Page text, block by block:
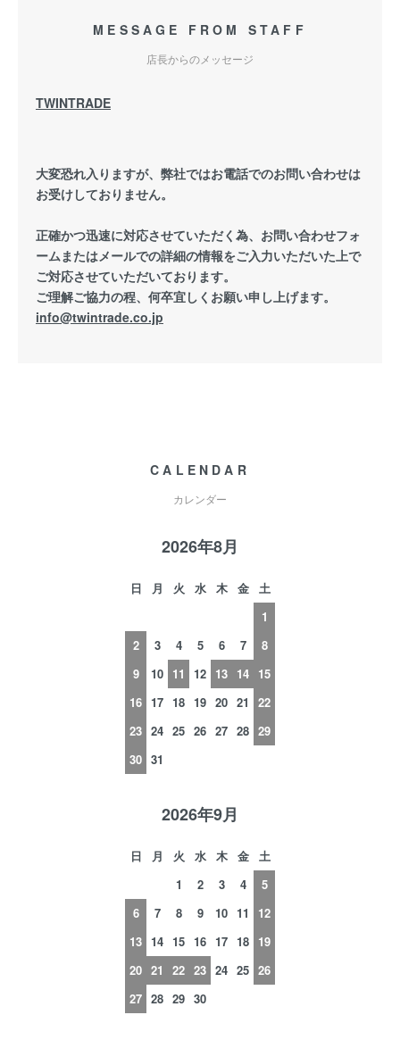
MESSAGE FROM STAFF
店長からのメッセージ
TWINTRADE
大変恐れ入りますが、弊社ではお電話でのお問い合わせは
お受けしておりません。
正確かつ迅速に対応させていただく為、お問い合わせフォ
ームまたはメールでの詳細の情報をご入力いただいた上で
ご対応させていただいております。
ご理解ご協力の程、何卒宜しくお願い申し上げます。
info@twintrade.co.jp
CALENDAR
カレンダー
2026年8月
日 月 火 水 木 金
土
1
2
3 4 5 6 7
8
9
10 11 12 13 14 15
16 17 18 19 20 21
22
23 24 25 26 27 28 29
30 31
2026年9月
日 月 火 水 木 金
土
1
2 3 4
5
6
7 8 9 10 11
12
13 14 15 16 17 18 19
20 21 22 23 24 25 26
27 28 29 30